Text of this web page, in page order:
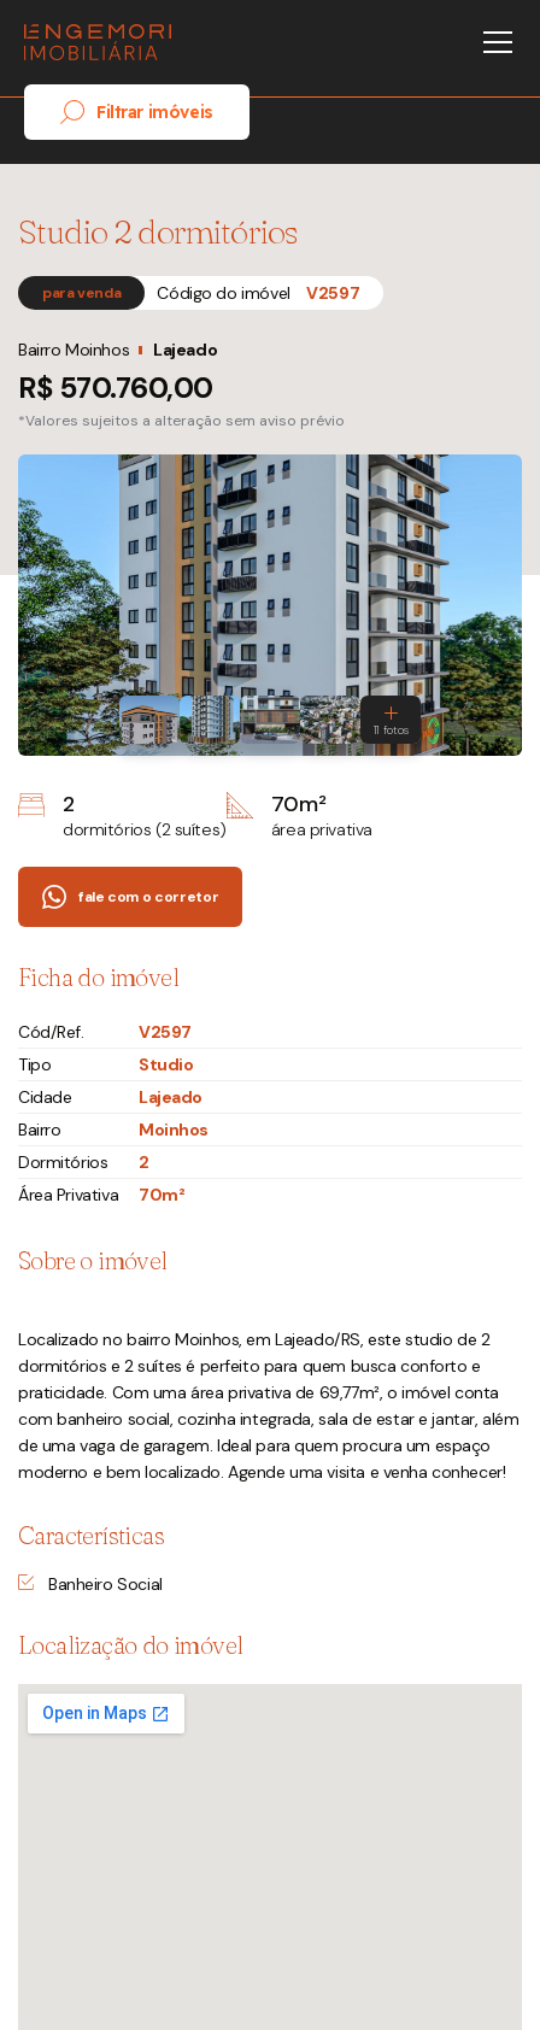
Filtrar imóveis
Studio 2 dormitórios
para venda Código do imóvel V2597
Bairro Moinhos Lajeado
R$ 570.760,00
*Valores sujeitos a alteração sem aviso prévio
2
dormitórios (2 suítes)
70m²
área privativa
fale com o corretor
Ficha do imóvel
Cód/Ref.
V2597
Tipo
Studio
Cidade
Lajeado
Bairro
Moinhos
Dormitórios
2
Área Privativa
70m²
Sobre o imóvel
Localizado no bairro Moinhos, em Lajeado/RS, este studio de 2
dormitórios e 2 suítes é perfeito para quem busca conforto e
praticidade. Com uma área privativa de 69,77m², o imóvel conta
com banheiro social, cozinha integrada, sala de estar e jantar, além
de uma vaga de garagem. Ideal para quem procura um espaço
moderno e bem localizado. Agende uma visita e venha conhecer!
Características
Banheiro Social
Localização do imóvel